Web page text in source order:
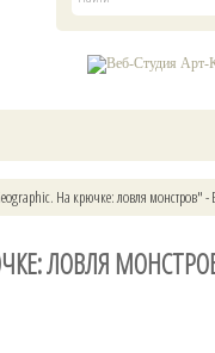
На крючке: ловля монстров" -
ЛОВЛЯ